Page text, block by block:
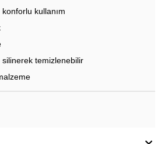
kullanım
silinerek temizlenebilir